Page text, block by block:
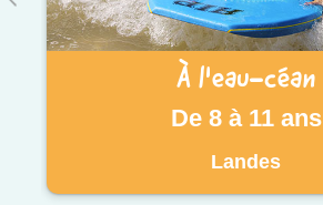
À l'eau-céan
De 8 à 11 ans
Landes